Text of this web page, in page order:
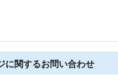
に関するお問い合わせ